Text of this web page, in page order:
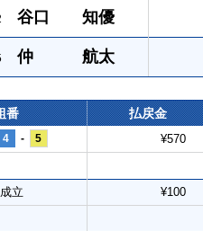
谷口 知優
仲 航太
番 払戻金
4 - 5 ¥570
立 ¥100